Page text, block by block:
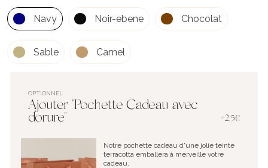
Navy Noir-ebene Chocolat
Sable Camel
OPTIONNEL
Ajouter "Pochette Cadeau avec
dorure"
+2.5€
Notre pochette cadeau d'une jolie teinte
terracotta emballera à merveille votre
cadeau.